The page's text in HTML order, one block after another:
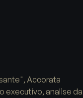
Accorata
executivo, analise da